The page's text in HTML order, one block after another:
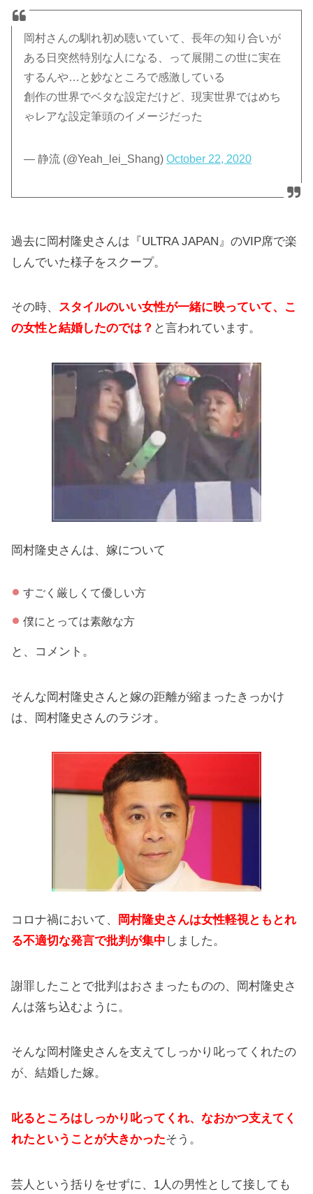
岡村さんの馴れ初め聴いていて、長年の知り合いが
ある日突然特別な人になる、って展開この世に実在
するんや…と妙なところで感激している
創作の世界でベタな設定だけど、現実世界ではめち
ゃレアな設定筆頭のイメージだった
— 静流 (@Yeah_lei_Shang)October 22, 2020
過去に岡村隆史さんは『ULTRA JAPAN』のVIP席で楽
しんでいた様子をスクープ。
その時、 スタイルのいい女性が一緒に映っていて、こ
の女性と結婚したのでは？ と言われています。
岡村隆史さんは、嫁について
すごく厳しくて優しい方
僕にとっては素敵な方
と、コメント。
そんな岡村隆史さんと嫁の距離が縮まったきっかけ
は、岡村隆史さんのラジオ。
コロナ禍において、
岡村隆史さんは女性軽視ともとれ
る不適切な発言で批判が集中 しました。
謝罪したことで批判はおさまったものの、岡村隆史さ
んは落ち込むように。
そんな岡村隆史さんを支えてしっかり叱ってくれたの
が、結婚した嫁。
叱るところはしっかり叱ってくれ、なおかつ支えてく
れたということが大きかったそう。
芸人という括りをせずに、1人の男性として接しても